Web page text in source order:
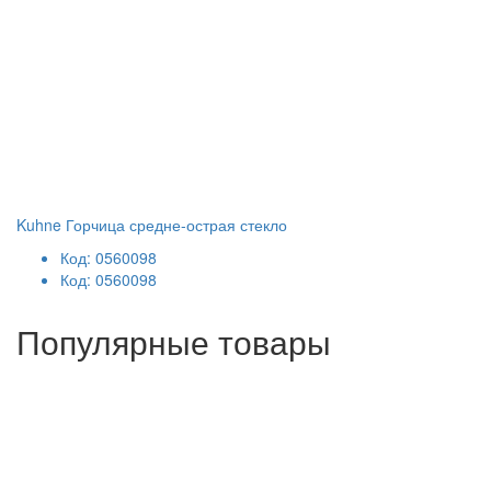
Kuhne Горчица средне-острая стекло
Код: 0560098
Код: 0560098
Популярные товары